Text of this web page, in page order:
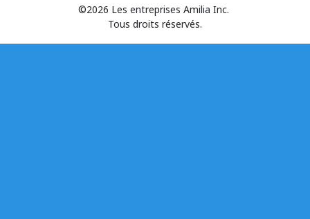
©2026 Les entreprises Amilia Inc.
Tous droits réservés.